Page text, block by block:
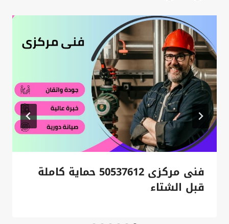
فنى مركزى 50537612 حماية كاملة
قبل الشتاء